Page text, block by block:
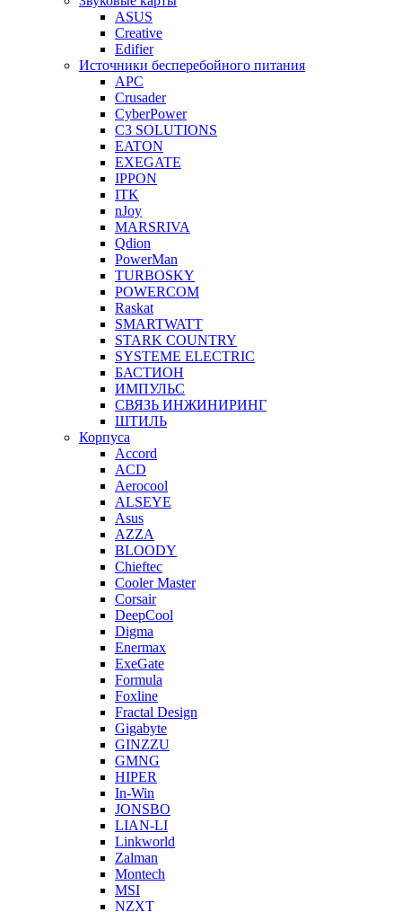
ASUS
Creative
Edifier
Источники бесперебойного питания
APC
Crusader
CyberPower
C3 SOLUTIONS
EATON
EXEGATE
IPPON
ITK
nJoy
MARSRIVA
Qdion
PowerMan
TURBOSKY
POWERCOM
Raskat
SMARTWATT
STARK COUNTRY
SYSTEME ELECTRIC
БАСТИОН
ИМПУЛЬС
СВЯЗЬ ИНЖИНИРИНГ
ШТИЛЬ
Корпуса
Accord
ACD
Aerocool
ALSEYE
Asus
AZZA
BLOODY
Chieftec
Cooler Master
Corsair
DeepCool
Digma
Enermax
ExeGate
Formula
Foxline
Fractal Design
Gigabyte
GINZZU
GMNG
HIPER
In-Win
JONSBO
LIAN-LI
Linkworld
Zalman
Montech
MSI
NZXT